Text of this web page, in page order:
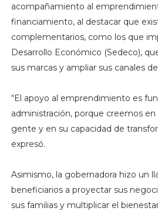
acompañamiento al
financiamiento, al destacar que
complementarios, como los que
Desarrollo Económico (Sedeco),
sus marcas y ampliar sus canales
“El apoyo al emprendimiento es
administración, porque creemos
gente y en su capacidad de
expresó.
Asimismo, la gobernadora hizo un
beneficiarios a proyectar sus
sus familias y multiplicar el